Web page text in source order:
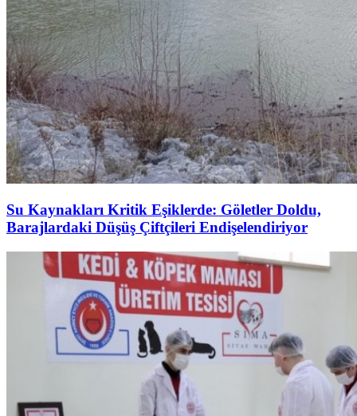
Su Kaynakları Kritik Eşiklerde: Göletler Doldu,
Barajlardaki Düşüş Çiftçileri Endişelendiriyor